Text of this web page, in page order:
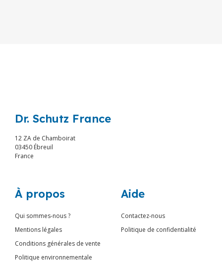
Dr. Schutz France
12 ZA de Chamboirat
03450 Ébreuil
France
À propos
Qui sommes-nous ?
Mentions légales
Conditions générales de vente
Politique environnementale
Aide
Contactez-nous
Politique de confidentialité